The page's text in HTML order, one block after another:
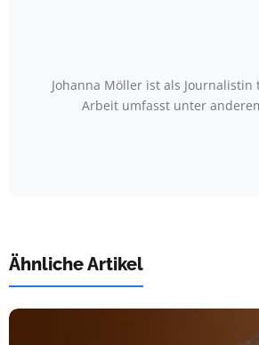
Johanna Möller ist als
Arbeit umfasst unter
Ähnliche Artikel